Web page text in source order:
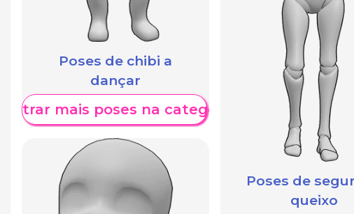
Poses de chibi a
dançar
Mostrar mais poses na categoria
Poses de
queixo